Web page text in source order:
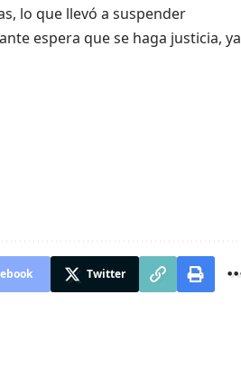
lo que llevó a suspender
espera que se haga justicia, ya
Twitter